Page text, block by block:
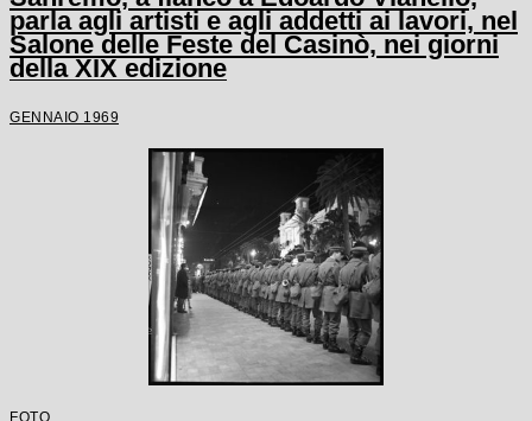
parla agli artisti e agli addetti ai lavori, nel
Salone delle Feste del Casinò, nei giorni
della XIX edizione
GENNAIO 1969
FOTO